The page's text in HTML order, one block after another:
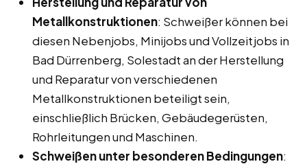
Metallkonstruktionen: Schweißer können bei
diesen Nebenjobs, Minijobs und Vollzeitjobs in
Bad Dürrenberg, Solestadt an der Herstellung
und Reparatur von verschiedenen
Metallkonstruktionen beteiligt sein,
einschließlich Brücken, Gebäudegerüsten,
Rohrleitungen und Maschinen.
Schweißen unter besonderen Bedingungen: